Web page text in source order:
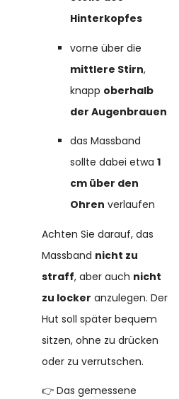
Hinterkopfes
vorne über die
mittlere Stirn,
knapp oberhalb
der Augenbrauen
das Massband
sollte dabei etwa1
cm über den
Ohren verlaufen
Achten Sie darauf, das
Massband nicht zu
straff, aber auch nicht
zu locker anzulegen. Der
Hut soll später bequem
sitzen, ohne zu drücken
oder zu verrutschen.
👉 Das gemessene